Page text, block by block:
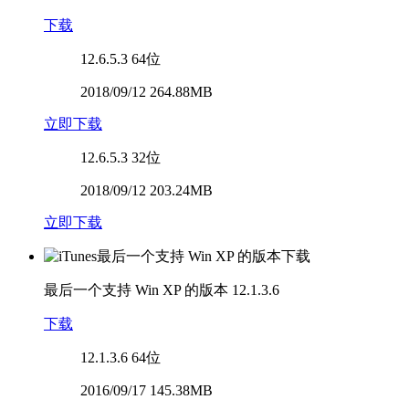
下载
12.6.5.3 64位
2018/09/12 264.88MB
立即下载
12.6.5.3 32位
2018/09/12 203.24MB
立即下载
最后一个支持 Win XP 的版本 12.1.3.6
下载
12.1.3.6 64位
2016/09/17 145.38MB